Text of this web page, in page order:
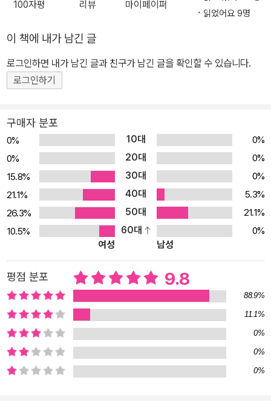
시 희생된 어린이와 청소년 인물들의 이야기를 작은 책 한 권 한 권으
당시 대학생으로 서울역 시위에 참여하고 5.18로 인해 인생의 경로가
크게 바뀌었다고 고백한다. 그리고 30여 년이 흐른 후 연희문학창작
촌에 지내는 동안 바로 옆집에 독재자 전두환이 멀쩡히 살아 있다는
은 독재자가 천수를 누리는 세상에서 우리는 정의를 찾을 수 있을까?
저 낮은 곳에서 들끓는 분노는 어디를 향해 터뜨려야 하나. 작가는 화
내고 울부짖는 대신 그때 희생된 이름을 나지막히, 그러나 소중히 불
러주자고 제안한다. 5.18 당시 희생된 시민들 가운데는 어린이와 청
소년들도 있었으며, 그들의 존재가 바로 무도하고 잔인한 국가폭력의
증거이기 때문이다. 「명령」은 책방 앞에서 계엄군이 휘두른 몽둥이질
에 쓰러진 중학교 3학년 박기현, 「그는 오지 않았다」는 자개 공장에서
일하며 이제 막 첫 월급 수령을 앞두고 있던 열여덟 살 소년공 박인배
의 삶과 죽음을 모티프로 하고 있지만 어디까지나 픽션이다. “그 자리
에 있었다면 누구든 당할 수 있는 일”이었다는 사실을 명백히 하고
“글 속에서 자유롭게 인물의 삶을 그려” 내려는 것이다. ‘광주 연작 시
리즈’는 “역사란 결국 한 사람의 이름을 사무치게 불러주고, 기억하는
일일 뿐”이라는 생각으로 시작하는 기획이다. 한 소년의 소박한 꿈도
이루어주지 못하는 국가에게 우리는 무엇을 요구해야 하는가 한 소년
이 있었다. 가난해서 중학교도 마치지 못했고 서울에 올라가 나이를
100자평 리뷰 마이페이퍼
읽었어요 9명
이 책에 내가 남긴 글
로그인하면 내가 남긴 글과 친구가 남긴 글을 확인할 수 있습니다.
로그인하기
구매자 분포
0% 10대
0%
0%
20대
0%
15.8%
30대
0%
21.1%
40대
5.3%
26.3%
50대
21.1%
10.5%
60대
0%
여성
남성
평점 분포 9.8
88.9%
11.1%
0%
0%
0%